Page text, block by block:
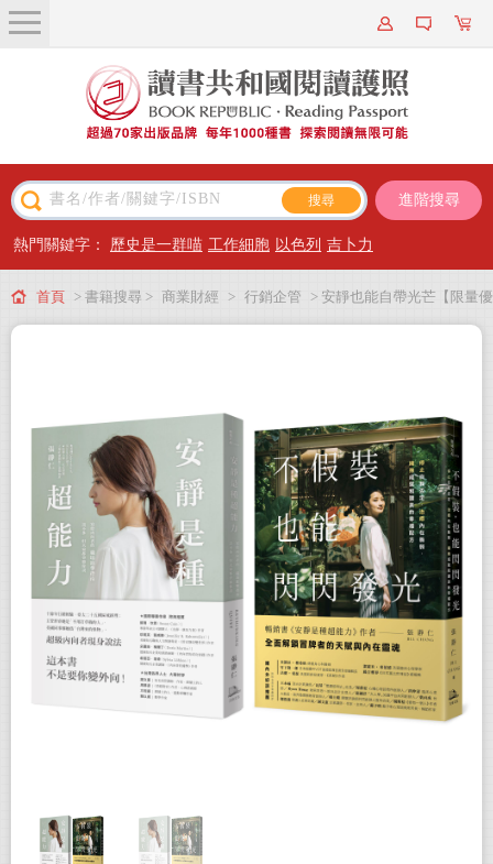
關於我們
近期新書
主題閱讀
出版專區
會員專屬
進階搜尋
熱門關鍵字： 歷史是一群喵 工作細胞 以色列 吉卜力
首頁 > 書籍搜尋 > 商業財經 > 行銷企管 > 安靜也能自帶光芒【限量優